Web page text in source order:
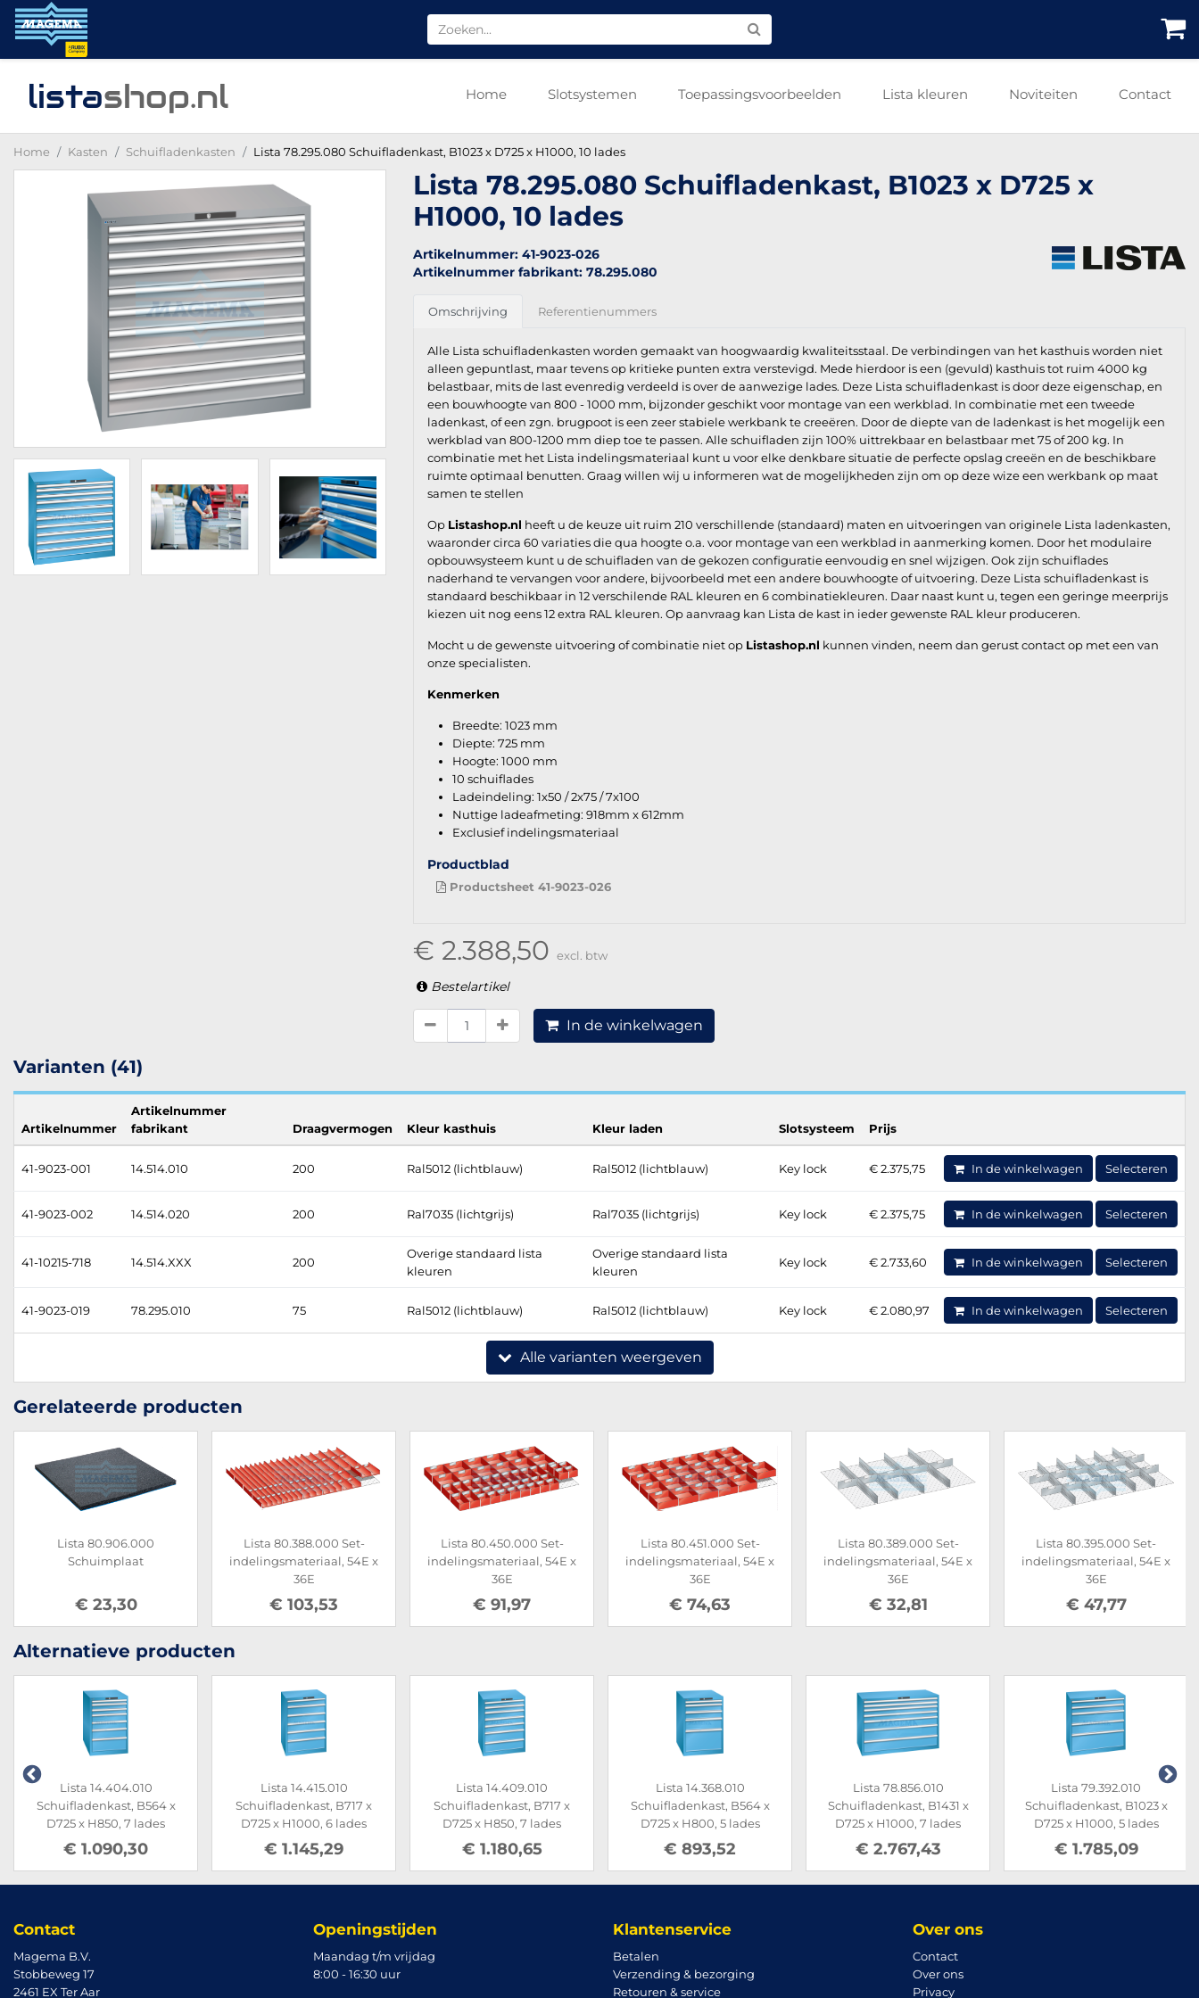
listashop.nl Home Slotsystemen Toepassingsvoorbeelden Lista kleuren Noviteiten Contact
Home Kasten Schuifladenkasten Lista 78.295.080 Schuifladenkast, B1023 x D725 x H1000, 10 lades
Lista 78.295.080 Schuifladenkast, B1023 x D725 x
H1000, 10 lades
Artikelnummer: 41-9023-026
Artikelnummer fabrikant: 78.295.080
Omschrijving Referentienummers
Alle Lista schuifladenkasten worden gemaakt van hoogwaardig kwaliteitsstaal. De verbindingen van het kasthuis worden niet
alleen gepuntlast, maar tevens op kritieke punten extra verstevigd. Mede hierdoor is een (gevuld) kasthuis tot ruim 4000 kg
belastbaar, mits de last evenredig verdeeld is over de aanwezige lades. Deze Lista schuifladenkast is door deze eigenschap, en
een bouwhoogte van 800 - 1000 mm, bijzonder geschikt voor montage van een werkblad. In combinatie met een tweede
ladenkast, of een zgn. brugpoot is een zeer stabiele werkbank te creeëren. Door de diepte van de ladenkast is het mogelijk een
werkblad van 800-1200 mm diep toe te passen. Alle schuifladen zijn 100% uittrekbaar en belastbaar met 75 of 200 kg. In
combinatie met het Lista indelingsmateriaal kunt u voor elke denkbare situatie de perfecte opslag creeën en de beschikbare
ruimte optimaal benutten. Graag willen wij u informeren wat de mogelijkheden zijn om op deze wize een werkbank op maat
samen te stellen
Op Listashop.nl heeft u de keuze uit ruim 210 verschillende (standaard) maten en uitvoeringen van originele Lista ladenkasten,
waaronder circa 60 variaties die qua hoogte o.a. voor montage van een werkblad in aanmerking komen. Door het modulaire
opbouwsysteem kunt u de schuifladen van de gekozen configuratie eenvoudig en snel wijzigen. Ook zijn schuiflades
naderhand te vervangen voor andere, bijvoorbeeld met een andere bouwhoogte of uitvoering. Deze Lista schuifladenkast is
standaard beschikbaar in 12 verschilende RAL kleuren en 6 combinatiekleuren. Daar naast kunt u, tegen een geringe meerprijs
kiezen uit nog eens 12 extra RAL kleuren. Op aanvraag kan Lista de kast in ieder gewenste RAL kleur produceren.
Mocht u de gewenste uitvoering of combinatie niet op Listashop.nl kunnen vinden, neem dan gerust contact op met een van
onze specialisten.
Kenmerken
Breedte: 1023 mm
Diepte: 725 mm
Hoogte: 1000 mm
10 schuiflades
Ladeindeling: 1x50 / 2x75 / 7x100
Nuttige ladeafmeting: 918mm x 612mm
Exclusief indelingsmateriaal
Productblad
Productsheet 41-9023-026
€ 2.388,50 excl. btw
Bestelartikel
In de winkelwagen
Varianten (41)
Artikelnummer
Artikelnummer
fabrikant
Draagvermogen Kleur kasthuis Kleur laden Slotsysteem Prijs
41-9023-001 14.514.010 200 Ral5012 (lichtblauw) Ral5012 (lichtblauw) Key lock € 2.375,75 In de winkelwagen Selecteren
41-9023-002 14.514.020 200 Ral7035 (lichtgrijs) Ral7035 (lichtgrijs) Key lock € 2.375,75 In de winkelwagen Selecteren
41-10215-718 14.514.XXX 200
Overige standaard lista
kleuren
Overige standaard lista
kleuren
Key lock € 2.733,60 In de winkelwagen Selecteren
41-9023-019 78.295.010 75 Ral5012 (lichtblauw) Ral5012 (lichtblauw) Key lock € 2.080,97 In de winkelwagen Selecteren
Alle varianten weergeven
Gerelateerde producten
Lista 80.906.000
Schuimplaat
€ 23,30
Lista 80.388.000 Set-
indelingsmateriaal, 54E x
36E
€ 103,53
Lista 80.450.000 Set-
indelingsmateriaal, 54E x
36E
€ 91,97
Lista 80.451.000 Set-
indelingsmateriaal, 54E x
36E
€ 74,63
Lista 80.389.000 Set-
indelingsmateriaal, 54E x
36E
€ 32,81
Lista 80.395.000 Set-
indelingsmateriaal, 54E x
36E
€ 47,77
Alternatieve producten
Lista 14.404.010
Schuifladenkast, B564 x
D725 x H850, 7 lades
€ 1.090,30
Lista 14.415.010
Schuifladenkast, B717 x
D725 x H1000, 6 lades
€ 1.145,29
Lista 14.409.010
Schuifladenkast, B717 x
D725 x H850, 7 lades
€ 1.180,65
Lista 14.368.010
Schuifladenkast, B564 x
D725 x H800, 5 lades
€ 893,52
Lista 78.856.010
Schuifladenkast, B1431 x
D725 x H1000, 7 lades
€ 2.767,43
Lista 79.392.010
Schuifladenkast, B1023 x
D725 x H1000, 5 lades
€ 1.785,09
Contact
Magema B.V.
Stobbeweg 17
2461 EX Ter Aar
Openingstijden
Maandag t/m vrijdag
8:00 - 16:30 uur
Klantenservice
Betalen
Verzending & bezorging
Retouren & service
Over ons
Contact
Over ons
Privacy